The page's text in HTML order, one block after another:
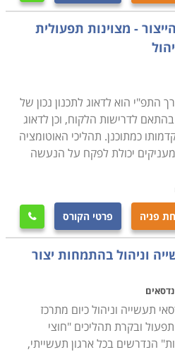
מערכות מידע, רשתות תקשורת
כל סטודנט יכול לבחור את
עבודתו הנוכחית, או על פי
לאחר סיום הקורס .
- מצוינות תפעולית
התפ"י הוא לדאוג לתכנון נכון של
לדרישות הלקוח, וכן לדאוג
כמתוכנן. תהליכי האוטומציה
יכולת לפקח על הנעשה
פניה פרטי הקורס 
וניהול בהתמחות יצור
תעשייה וניהול כיום מתרכז
ובקרת תהליכים "חוצי
הנדרשים בכל ארגון תעשייתי,